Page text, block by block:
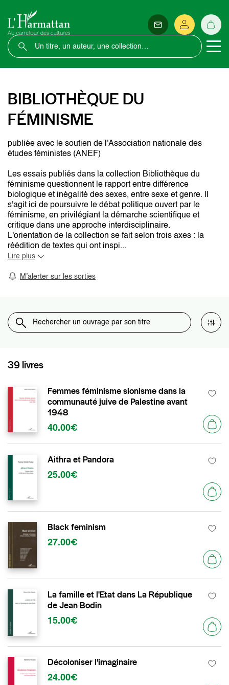
BIBLIOTHÈQUE DU
FÉMINISME
publiée avec le soutien de l'Association nationale des
études féministes (ANEF)
Les essais publiés dans la collection Bibliothèque du
féminisme questionnent le rapport entre différence
biologique et inégalité des sexes, entre sexe et genre. Il
s'agit ici de poursuivre le débat politique ouvert par le
féminisme, en privilégiant la démarche scientifique et
critique dans une approche interdisciplinaire.
L'orientation de la collection se fait selon trois axes : la
réédition de textes qui ont inspi...
Lire plus
M’alerter sur les sorties
39 livres
Femmes féminisme sionisme dans la
communauté juive de Palestine avant
1948
40.00€
Aithra et Pandora
25.00€
Black feminism
27.00€
La famille et l'Etat dans La République
de Jean Bodin
15.00€
Décoloniser l'imaginaire
24.00€